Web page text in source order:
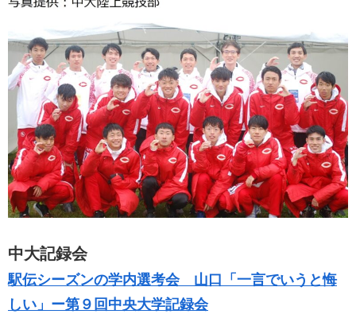
中大記録会
駅伝シーズンの学内選考会 山口「一言でいうと悔
しい」ー第９回中央大学記録会